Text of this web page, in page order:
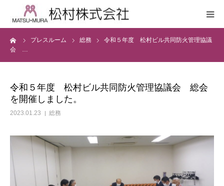
プレスルーム 総務
令和５年度 松村ビル共同防火管理協議
会 …
令和５年度 松村ビル共同防火管理協議会 総会
を開催しました。
2023.01.23 総務
会社案内
不動産事業
シルクショップ